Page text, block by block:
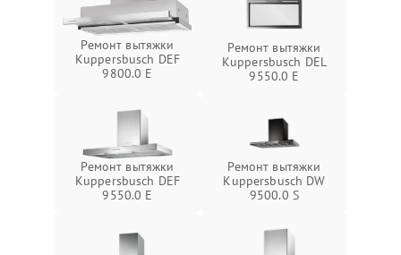
Ремонт вытяжки
Kuppersbusch DEF
9800.0 E
Ремонт вытяжки
Kuppersbusch DEL
9550.0 E
Ремонт вытяжки
Kuppersbusch DEF
9550.0 E
Ремонт вытяжки
Kuppersbusch DW
9500.0 S